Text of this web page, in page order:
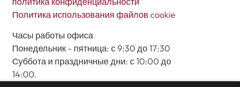
Политика использования файлов cookie
Часы работы офиса
Понедельник - пятница: с 9:30 до 17:30
Суббота и праздничные дни: с 10:00 до
14:00.